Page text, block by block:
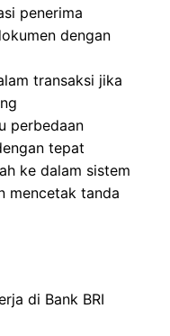
penerima
dengan
transaksi jika
perbedaan
tepat
ke dalam sistem
mencetak tanda
di Bank BRI